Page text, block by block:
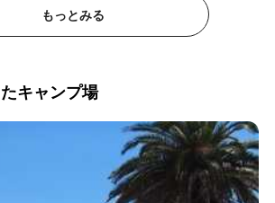
もっとみる
キャンプ場